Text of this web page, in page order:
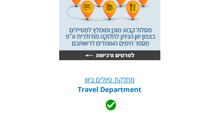
מחלקת טיולים ביוון
Travel Department